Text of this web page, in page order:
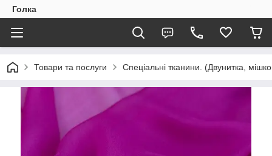
Голка
Товари та послуги Спеціальні тканини. (Двунитка,